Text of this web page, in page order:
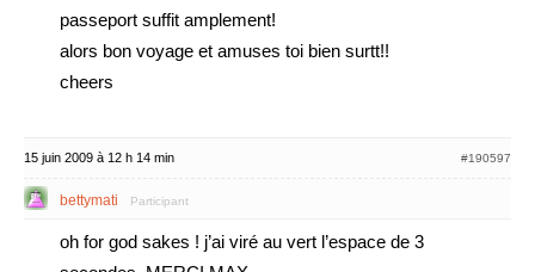
passeport suffit amplement!
alors bon voyage et amuses toi bien surtt!!
cheers
15 juin 2009 à 12 h 14 min #190597
bettymati Participant
oh for god sakes ! j’ai viré au vert l’espace de 3